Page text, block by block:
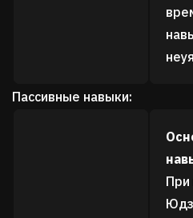
Пассивные навыки:
При